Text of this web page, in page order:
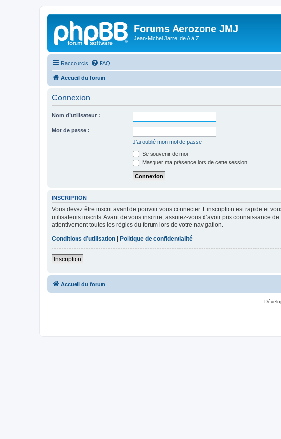
Forums Aerozone JMJ
Jean-Michel Jarre, de A à Z
Raccourcis FAQ
Accueil du forum
Connexion
Nom d’utilisateur :
Mot de passe :
J’ai oublié mon mot de passe
Se souvenir de moi
Masquer ma présence lors de cette session
INSCRIPTION
Vous devez être inscrit avant de pouvoir vous connecter. L’inscription est rapide et
utilisateurs inscrits. Avant de vous inscrire, assurez-vous d’avoir pris connaissance
attentivement toutes les règles du forum lors de votre navigation.
Conditions d’utilisation
Politique de confidentialité
Inscription
Accueil du forum